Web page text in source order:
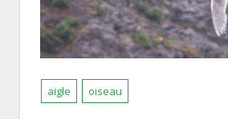
aigle oiseau